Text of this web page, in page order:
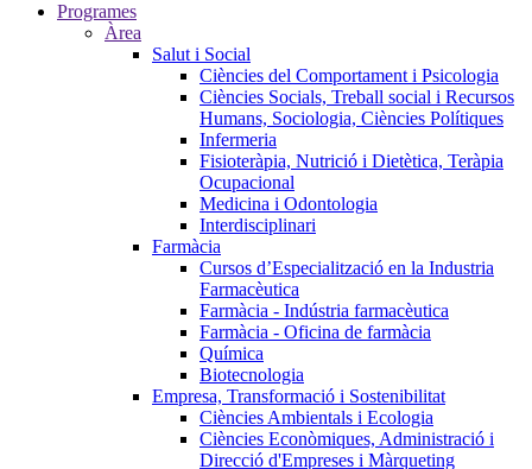
Programes
Àrea
Salut i Social
Ciències del Comportament i Psicologia
Ciències Socials, Treball social i Recursos
Humans, Sociologia, Ciències Polítiques
Infermeria
Fisioteràpia, Nutrició i Dietètica, Teràpia
Ocupacional
Medicina i Odontologia
Interdisciplinari
Farmàcia
Cursos d’Especialització en la Industria
Farmacèutica
Farmàcia - Indústria farmacèutica
Farmàcia - Oficina de farmàcia
Química
Biotecnologia
Empresa, Transformació i Sostenibilitat
Ciències Ambientals i Ecologia
Ciències Econòmiques, Administració i
Direcció d'Empreses i Màrqueting